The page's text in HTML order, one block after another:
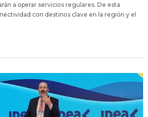
a operar servicios regulares. De esta
con destinos clave en la región y el